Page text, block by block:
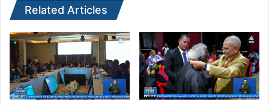
Related Articles